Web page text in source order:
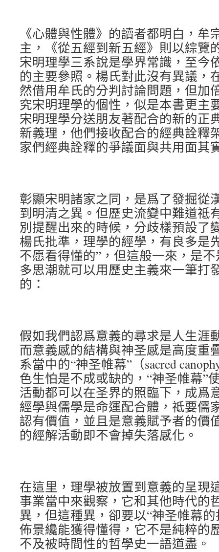
《心體與性體》的讀者都明白，牟
主，《從五經到新五經》則以綜覽
宋明理學三系說是學界常識，至今
的主要參照。楊氏對此沒有異議，
然借用牟氏的分判討論問題，但加
究宋明理學的個性，似是本書更主
宋明理學分送朋友著配合的新的正
新義理，他們接收配合的經典詮釋
家們經典詮釋的爭議面與共用面其
彰顯宋明諸家之同，是爲了發掘從
到明清之異。但歷史流變中難道祗
別提醒出來的時候，分歧樣預設了
楊氏批準，理學的經學，有良多是
不愿看得懂的”，但這般一來，是
多思潮就可以用歷史主義來一筆打
的：
假如我們認爲意義的尋求是人生涯
而意義感的結構與神圣感是高度重
系當中的“神圣帷幕”（sacred
色生怕是不成或缺的，“神圣帷幕”
活動都可以在圣界的照臨下，成爲
經學與儒學是命運配合體，祗要儒
認有價值，並且是意義賦予者的價
的經解活動即不會掉失落感化。
在這里，理學被放置到意義的呈現
事業當中來觀察，它和其他時代的
異，但這種異，卻要以“神圣帷幕
佈景纔能獲得懂得，它不是純粹的
不及被時間性的哲學史一語道盡。